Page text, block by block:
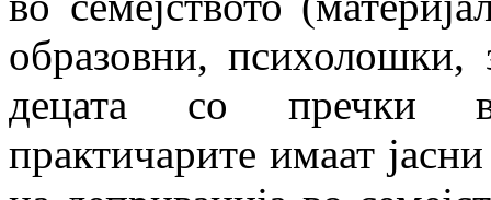
образовни, психолошки,
децата со пречки
практичарите имаат